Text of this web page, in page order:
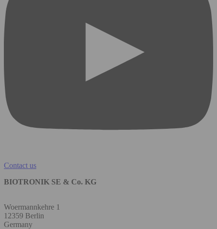
Contact us
BIOTRONIK SE & Co. KG
Woermannkehre 1
12359 Berlin
Germany